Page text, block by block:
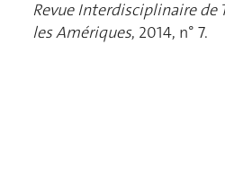
Revue Interdisciplinaire de
les Amériques, 2014, n° 7.